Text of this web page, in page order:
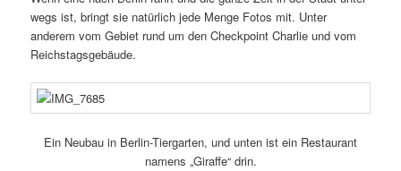
wegs ist, bringt sie natür­lich jede Menge Fotos mit. Unter
anderem vom Gebiet rund um den Checkpoint Charlie und vom
Reichstagsgebäude.
Ein Neubau in Berlin-Tiergarten, und unten ist ein Restaurant
namens „Giraffe“ drin.